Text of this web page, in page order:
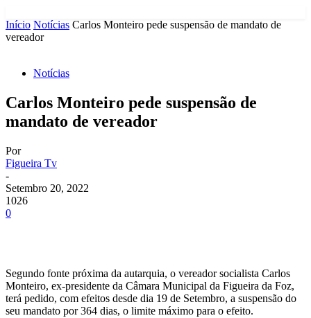
Início Notícias Carlos Monteiro pede suspensão de mandato de
vereador
Notícias
Carlos Monteiro pede suspensão de
mandato de vereador
Por
Figueira Tv
-
Setembro 20, 2022
1026
0
Segundo fonte próxima da autarquia, o vereador socialista Carlos
Monteiro, ex-presidente da Câmara Municipal da Figueira da Foz,
terá pedido, com efeitos desde dia 19 de Setembro, a suspensão do
seu mandato por 364 dias, o limite máximo para o efeito.